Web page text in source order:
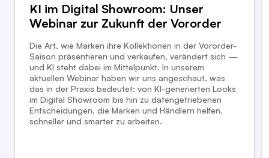
KI im Digital Showroom: Unser
Webinar zur Zukunft der Vororder
Die Art, wie Marken ihre Kollektionen in der Vororder-
Saison präsentieren und verkaufen, verändert sich —
und KI steht dabei im Mittelpunkt. In unserem
aktuellen Webinar haben wir uns angeschaut, was
das in der Praxis bedeutet: von KI-generierten Looks
im Digital Showroom bis hin zu datengetriebenen
Entscheidungen, die Marken und Händlern helfen,
schneller und smarter zu arbeiten.